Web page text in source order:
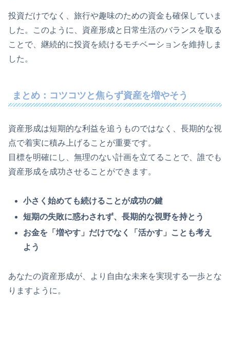
投資だけでなく、旅行や趣味のための資金も確保していま
した。このように、資産形成と日常生活のバランスを取る
ことで、継続的に投資を続けるモチベーションを維持しま
した。
まとめ：コツコツと焦らず資産を増やそう
資産形成は短期的な利益を追うものではなく、長期的な視
点で着実に積み上げることが重要です。
目標を明確にし、無理のない計画を立てることで、誰でも
資産形成を成功させることができます。
小さく始めても続けることが成功の鍵
短期の失敗に惑わされず、長期的な視野を持とう
お金を「増やす」だけでなく「活かす」ことも考え
よう
あなたの資産形成が、より自由な未来を実現する一歩とな
りますように。